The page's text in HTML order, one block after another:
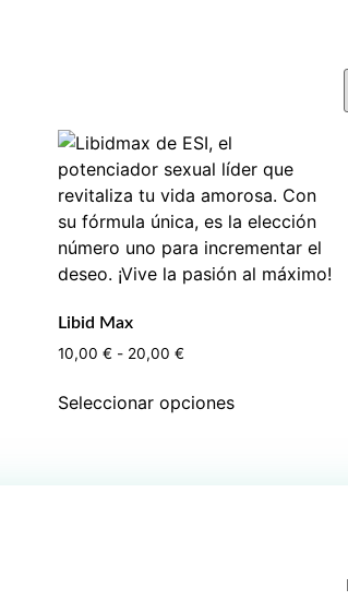
Libid Max
10,00€ - 20,00€
Seleccionar opciones